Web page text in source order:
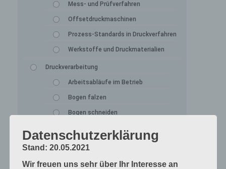
Mess- und Prüfverfahren
Offsetdruckmaschinen
Prozess-Standards in Druckverfahren
Werkstoffe und Druckmaterialien
Druckverarbeitung
Arbeitsabläufe im Betrieb
Bogen falzen
Bogen schneiden
Papier, Karton, Pappe, Kunststoffe
Datenschutzerklärung
Stand: 20.05.2021
Wir freuen uns sehr über Ihr Interesse an